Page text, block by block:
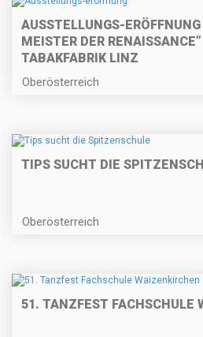
AUSSTELLUNGS-ERÖFFNUNG
EISTER DER RENAISSANCE”
ABAKFABRIK LINZ
Oberösterreich
TIPS SUCHT DIE
Oberösterreich
51. TANZFEST FACHSCHULE